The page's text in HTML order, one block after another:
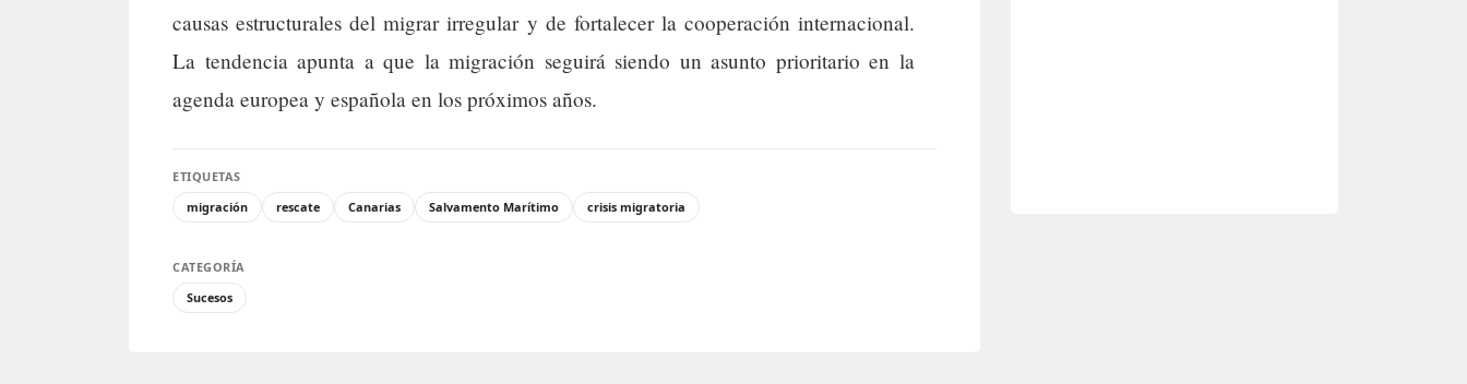
causas estructurales del migrar irregular y de fortalecer la cooperación internacional.
La tendencia apunta a que la migración seguirá siendo un asunto prioritario en la
agenda europea y española en los próximos años.
ETIQUETAS
migración
rescate Canarias Salvamento Marítimo crisis migratoria
CATEGORÍA
Sucesos